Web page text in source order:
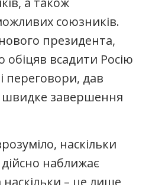
союзників.
президента,
всадити Росію
переговори, дав
швидке завершення
наскільки
наближає
наскільки – це лише